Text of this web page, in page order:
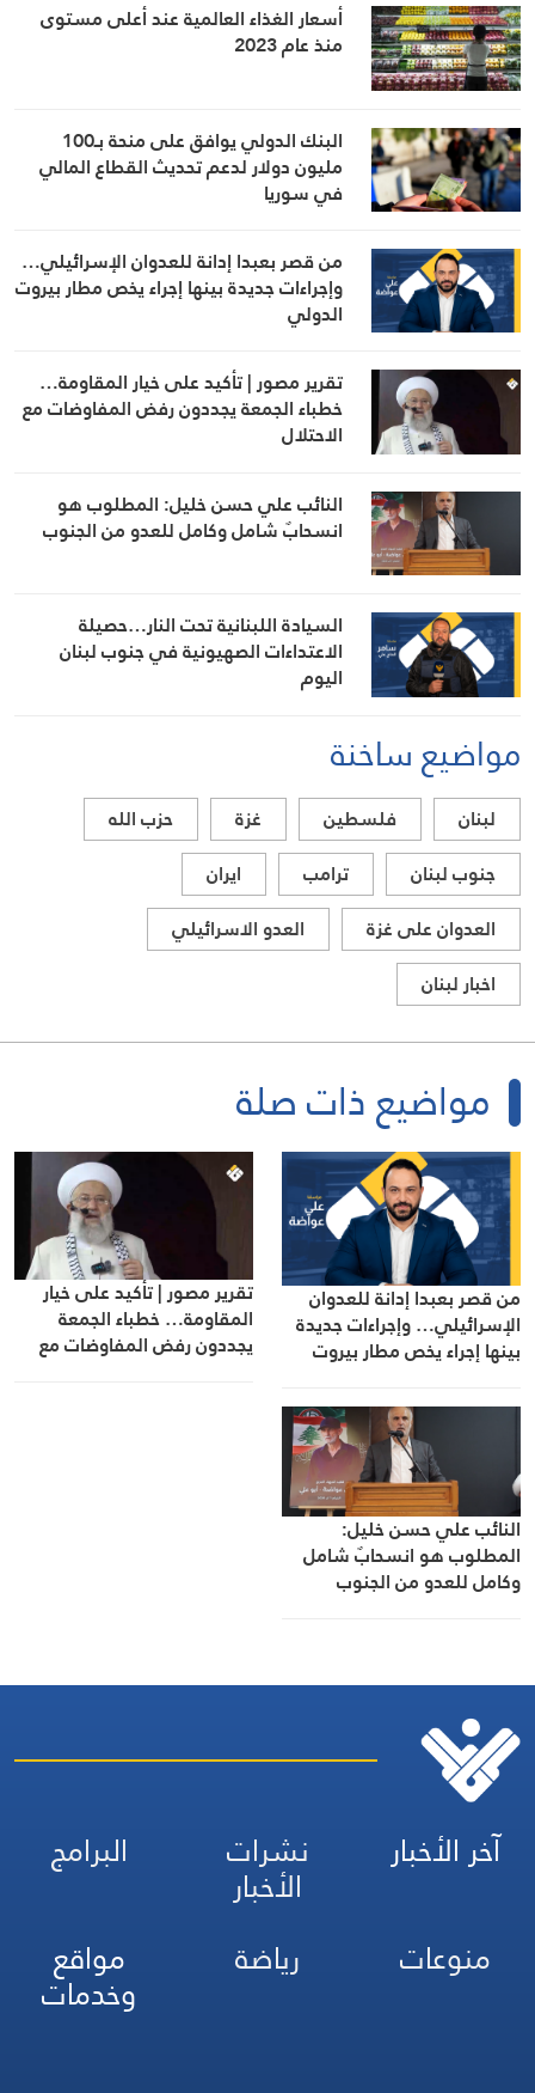
أسعار الغذاء العالمية عند أعلى مستوى
منذ عام 2023
البنك الدولي يوافق على منحة بـ100
مليون دولار لدعم تحديث القطاع المالي
في سوريا
من قصر بعبدا إدانة للعدوان الإسرائيلي…
وإجراءات جديدة بينها إجراء يخص مطار بيروت
الدولي
تقرير مصور | تأكيد على خيار المقاومة…
خطباء الجمعة يجددون رفض المفاوضات مع
الاحتلال
النائب علي حسن خليل: المطلوب هو
انسحابٌ شامل وكامل للعدو من الجنوب
السيادة اللبنانية تحت النار…حصيلة
الاعتداءات الصهيونية في جنوب لبنان
اليوم
مواضيع ساخنة
لبنان فلسطين غزة
حزب الله
جنوب لبنان
ترامب
ايران
العدوان على غزة
العدو الاسرائيلي
اخبار لبنان
مواضيع ذات صلة
من قصر بعبدا إدانة للعدوان
الإسرائيلي… وإجراءات جديدة
بينها إجراء يخص مطار بيروت
تقرير مصور | تأكيد على خيار
المقاومة… خطباء الجمعة
يجددون رفض المفاوضات مع
النائب علي حسن خليل:
المطلوب هو انسحابٌ شامل
وكامل للعدو من الجنوب
آخر الأخبار نشرات
الأخبار
البرامج
منوعات
رياضة مواقع
وخدمات